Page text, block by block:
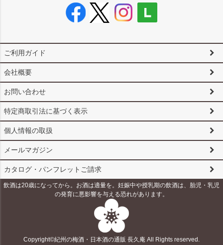
ご利用ガイド
会社概要
お問い合わせ
特定商取引法に基づく表示
個人情報の取扱
メールマガジン
カタログ・パンフレットご請求
飲酒は20歳になってから。お酒は適量を。妊娠中や授乳期の飲酒は、胎児・乳児
の発育に悪影響を与える恐れがあります。
Copyright©紀州の梅酒・日本酒の通販 長久庵 All Rights reserved.